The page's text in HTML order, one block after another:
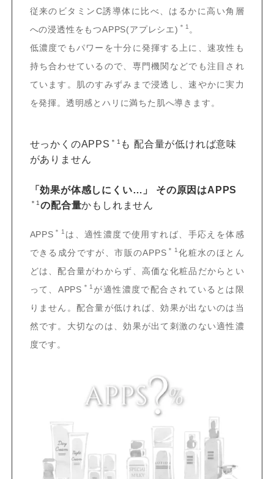
従来のビタミンC誘導体に比べ、はるかに高い角層
への浸透性をもつAPPS(アプレシエ) ＊1 。
低濃度でもパワーを十分に発揮する上に、速攻性も
持ち合わせているので、専門機関などでも注目され
ています。肌のすみずみまで浸透し、速やかに実力
を発揮。透明感とハリに満ちた肌へ導きます。
せっかくのAPPS ＊1 も 配合量が低ければ意味
がありません
「効果が体感しにくい…」 その原因はAPPS
＊1 の配合量かもしれません
APPS ＊1 は、適性濃度で使用すれば、手応えを体感
できる成分ですが、市販のAPPS ＊1化粧水のほとん
どは、配合量がわからず、高価な化粧品だからとい
って、APPS ＊1 が適性濃度で配合されているとは限
りません。配合量が低ければ、効果が出ないのは当
然です。大切なのは、効果が出て刺激のない適性濃
度です。